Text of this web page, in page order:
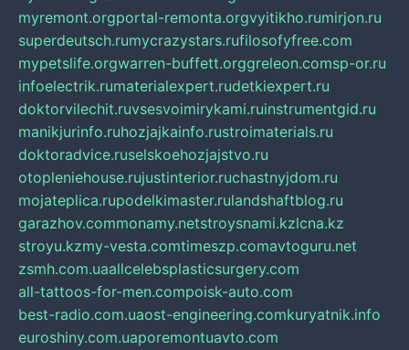
myremont.orgportal-remonta.orgvyitikho.rumirjon.ru
superdeutsch.rumycrazystars.rufilosofyfree.com
mypetslife.orgwarren-buffett.orggreleon.comsp-or.ru
infoelectrik.rumaterialexpert.rudetkiexpert.ru
doktorvilechit.ruvsesvoimirykami.ruinstrumentgid.ru
manikjurinfo.ruhozjajkainfo.rustroimaterials.ru
doktoradvice.ruselskoehozjajstvo.ru
otopleniehouse.rujustinterior.ruchastnyjdom.ru
mojateplica.rupodelkimaster.rulandshaftblog.ru
garazhov.commonamy.netstroysnami.kzlcna.kz
stroyu.kzmy-vesta.comtimeszp.comavtoguru.net
zsmh.com.uaallcelebsplasticsurgery.com
all-tattoos-for-men.compoisk-auto.com
best-radio.com.uaost-engineering.comkuryatnik.info
euroshiny.com.uaporemontuavto.com